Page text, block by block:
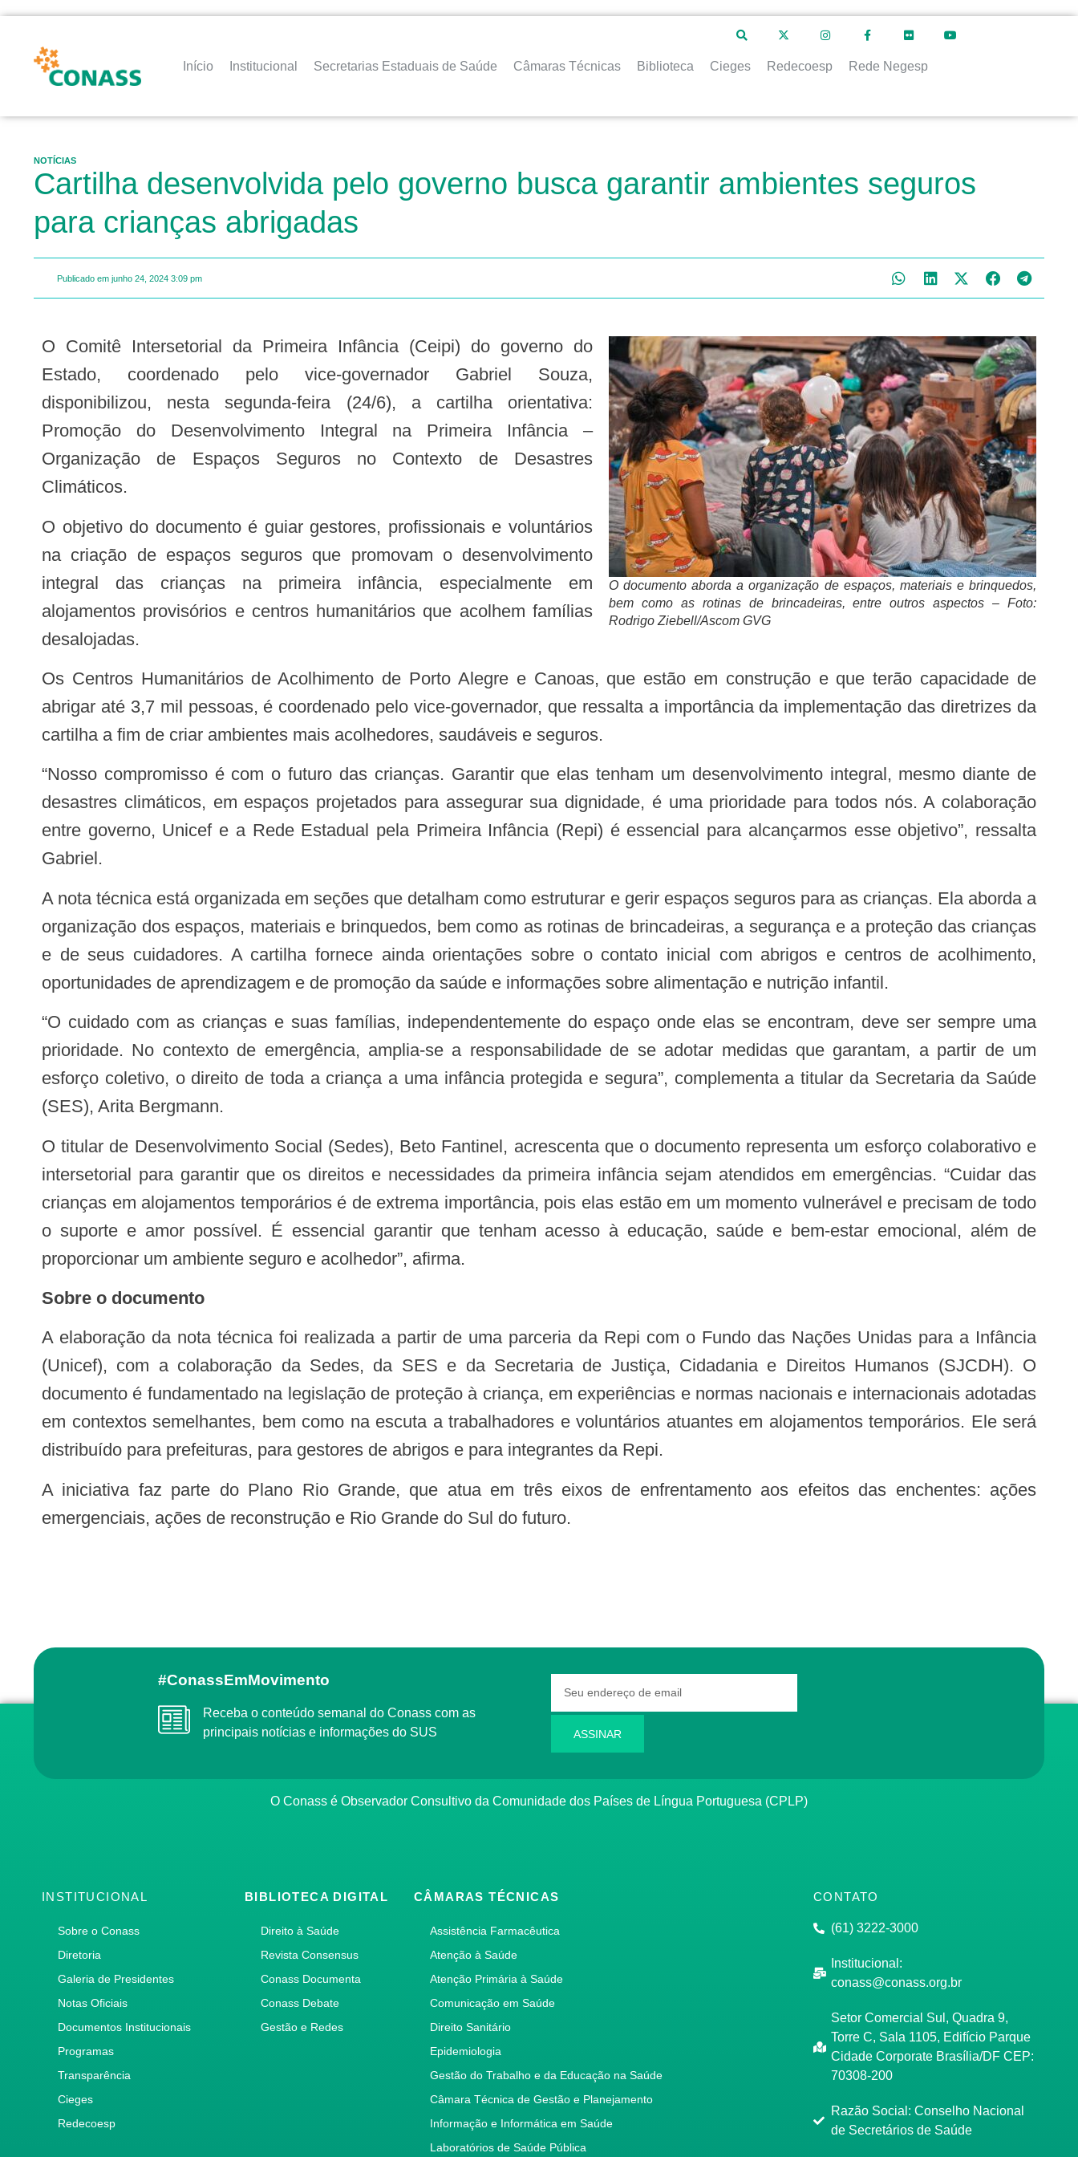
Início Institucional Secretarias Estaduais de Saúde Câmaras Técnicas Biblioteca Cieges Redecoesp Rede Negesp
NOTÍCIAS
Cartilha desenvolvida pelo governo busca garantir ambientes seguros
para crianças abrigadas
Publicado em junho 24, 2024 3:09 pm
O documento aborda a organização de espaços, materiais e brinquedos,
bem como as rotinas de brincadeiras, entre outros aspectos – Foto:
Rodrigo Ziebell/Ascom GVG
O Comitê Intersetorial da Primeira Infância (Ceipi) do governo do
Estado, coordenado pelo vice-governador Gabriel Souza,
disponibilizou, nesta segunda-feira (24/6), a cartilha orientativa:
Promoção do Desenvolvimento Integral na Primeira Infância –
Organização de Espaços Seguros no Contexto de Desastres
Climáticos.
O objetivo do documento é guiar gestores, profissionais e voluntários
na criação de espaços seguros que promovam o desenvolvimento
integral das crianças na primeira infância, especialmente em
alojamentos provisórios e centros humanitários que acolhem famílias
desalojadas.
Os Centros Humanitários de Acolhimento de Porto Alegre e Canoas, que estão em construção e que terão capacidade de
abrigar até 3,7 mil pessoas, é coordenado pelo vice-governador, que ressalta a importância da implementação das diretrizes da
cartilha a fim de criar ambientes mais acolhedores, saudáveis e seguros.
“Nosso compromisso é com o futuro das crianças. Garantir que elas tenham um desenvolvimento integral, mesmo diante de
desastres climáticos, em espaços projetados para assegurar sua dignidade, é uma prioridade para todos nós. A colaboração
entre governo, Unicef e a Rede Estadual pela Primeira Infância (Repi) é essencial para alcançarmos esse objetivo”, ressalta
Gabriel.
A nota técnica está organizada em seções que detalham como estruturar e gerir espaços seguros para as crianças. Ela aborda a
organização dos espaços, materiais e brinquedos, bem como as rotinas de brincadeiras, a segurança e a proteção das crianças
e de seus cuidadores. A cartilha fornece ainda orientações sobre o contato inicial com abrigos e centros de acolhimento,
oportunidades de aprendizagem e de promoção da saúde e informações sobre alimentação e nutrição infantil.
“O cuidado com as crianças e suas famílias, independentemente do espaço onde elas se encontram, deve ser sempre uma
prioridade. No contexto de emergência, amplia-se a responsabilidade de se adotar medidas que garantam, a partir de um
esforço coletivo, o direito de toda a criança a uma infância protegida e segura”, complementa a titular da Secretaria da Saúde
(SES), Arita Bergmann.
O titular de Desenvolvimento Social (Sedes), Beto Fantinel, acrescenta que o documento representa um esforço colaborativo e
intersetorial para garantir que os direitos e necessidades da primeira infância sejam atendidos em emergências. “Cuidar das
crianças em alojamentos temporários é de extrema importância, pois elas estão em um momento vulnerável e precisam de todo
o suporte e amor possível. É essencial garantir que tenham acesso à educação, saúde e bem-estar emocional, além de
proporcionar um ambiente seguro e acolhedor”, afirma.
Sobre o documento
A elaboração da nota técnica foi realizada a partir de uma parceria da Repi com o Fundo das Nações Unidas para a Infância
(Unicef), com a colaboração da Sedes, da SES e da Secretaria de Justiça, Cidadania e Direitos Humanos (SJCDH). O
documento é fundamentado na legislação de proteção à criança, em experiências e normas nacionais e internacionais adotadas
em contextos semelhantes, bem como na escuta a trabalhadores e voluntários atuantes em alojamentos temporários. Ele será
distribuído para prefeituras, para gestores de abrigos e para integrantes da Repi.
A iniciativa faz parte do Plano Rio Grande, que atua em três eixos de enfrentamento aos efeitos das enchentes: ações
emergenciais, ações de reconstrução e Rio Grande do Sul do futuro.
#ConassEmMovimento
Receba o conteúdo semanal do Conass com as
principais notícias e informações do SUS
ASSINAR
O Conass é Observador Consultivo da Comunidade dos Países de Língua Portuguesa (CPLP)
INSTITUCIONAL
Sobre o Conass
Diretoria
Galeria de Presidentes
Notas Oficiais
Documentos Institucionais
Programas
Transparência
Cieges
Redecoesp
BIBLIOTECA DIGITAL
Direito à Saúde
Revista Consensus
Conass Documenta
Conass Debate
Gestão e Redes
CÂMARAS TÉCNICAS
Assistência Farmacêutica
Atenção à Saúde
Atenção Primária à Saúde
Comunicação em Saúde
Direito Sanitário
Epidemiologia
Gestão do Trabalho e da Educação na Saúde
Câmara Técnica de Gestão e Planejamento
Informação e Informática em Saúde
Laboratórios de Saúde Pública
CONTATO
(61) 3222-3000
Institucional:
conass@conass.org.br
Setor Comercial Sul, Quadra 9,
Torre C, Sala 1105, Edifício Parque
Cidade Corporate Brasília/DF CEP:
70308-200
Razão Social: Conselho Nacional
de Secretários de Saúde